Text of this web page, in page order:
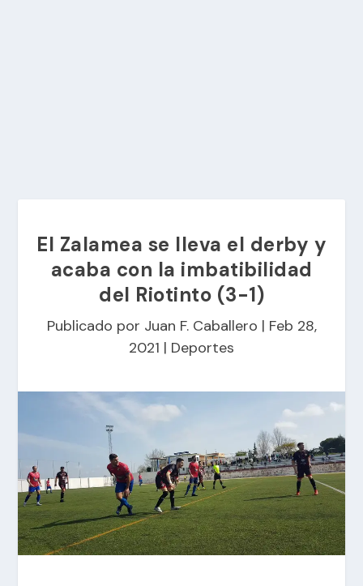
El Zalamea se lleva el derby y
acaba con la imbatibilidad
del Riotinto (3-1)
Publicado por Juan F. Caballero | Feb 28,
2021 | Deportes